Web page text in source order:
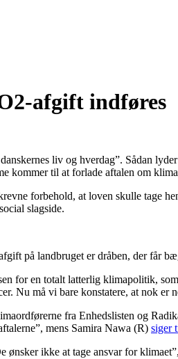
afgift indføres
liv og hverdag”. Sådan
kommer til at forlade aftalen om
forbehold, at loven skulle tage
slagside.
på landbruget er dråben, der får
for en totalt latterlig klimapolitik,
Nu må vi bare konstatere, at nok
fra Enhedslisten og
mens Samira Nawa (R) siger
ikke at tage ansvar for